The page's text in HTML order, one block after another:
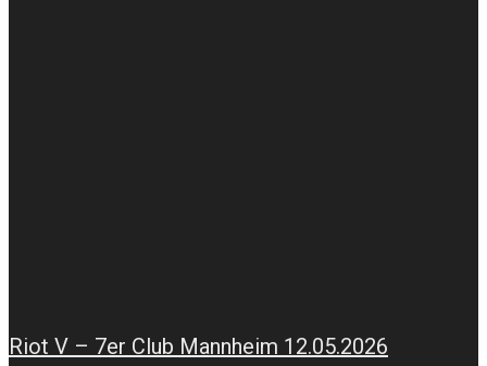
Riot V – 7er Club Mannheim 12.05.2026